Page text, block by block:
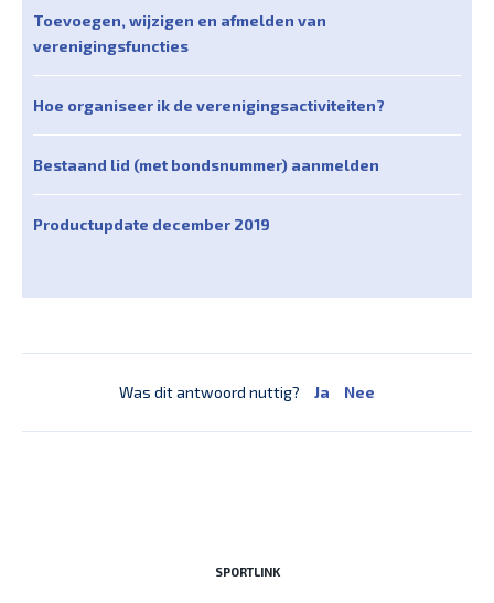
Toevoegen, wijzigen en afmelden van
verenigingsfuncties
Hoe organiseer ik de verenigingsactiviteiten?
Bestaand lid (met bondsnummer) aanmelden
Productupdate december 2019
Was dit antwoord nuttig? Ja Nee
SPORTLINK